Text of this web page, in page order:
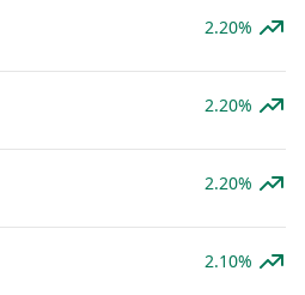
2.20%
2.20%
2.20%
2.10%